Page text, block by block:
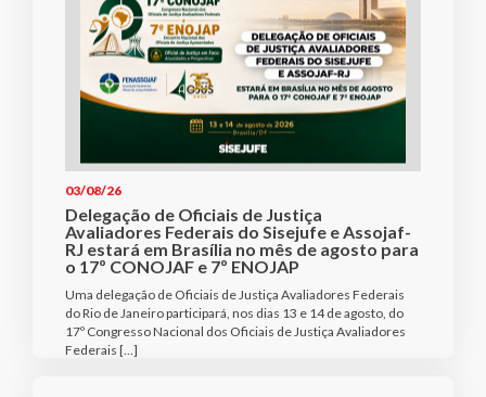
03/08/26
Delegação de Oficiais de Justiça
Avaliadores Federais do Sisejufe e Assojaf-
RJ estará em Brasília no mês de agosto para
o 17º CONOJAF e 7º ENOJAP
Uma delegação de Oficiais de Justiça Avaliadores Federais
do Rio de Janeiro participará, nos dias 13 e 14 de agosto, do
17º Congresso Nacional dos Oficiais de Justiça Avaliadores
Federais […]